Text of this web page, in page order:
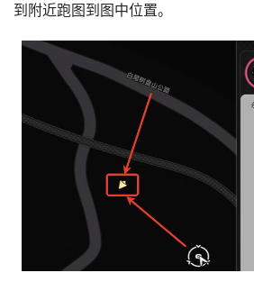
到附近跑图到图中位置。